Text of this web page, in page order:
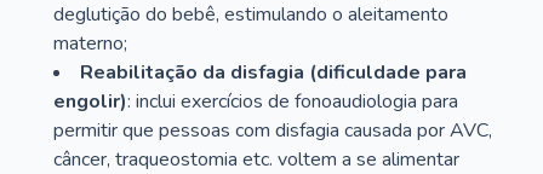
deglutição do bebê, estimulando o aleitamento
materno;
Reabilitação da disfagia (dificuldade para
engolir): inclui exercícios de fonoaudiologia para
permitir que pessoas com disfagia causada por AVC,
câncer, traqueostomia etc. voltem a se alimentar